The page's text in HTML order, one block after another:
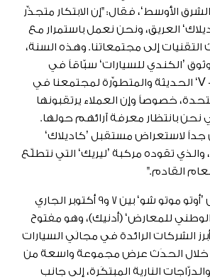
الأوسط‘، فقال: "إن الابتكار متجذِّر
العريق، ونحن نعمل باستمرار مع
التقنيات إلى مجتمعاتنا. وهذه السنة،
’الكندي للسيارات‘ سبّاقاً في
تقديم ’إسكاليد - V‘ الحديثة والمتطوِّرة لمجتمعنا في
خصوصاً وإن العملاء يرتقبونها
نحن بانتظار معرفة آرائهم حولها.
جداً لاستعراض مستقبل ’كاديلاك‘
والذي تقوده مركبة ’ليريك‘ التي نتطلّع
القادم."
يتم تنظيم معرض ’أوتو موتو شو‘ بين 7 و9 أكتوبر الجاري
للمعارض‘ (أدنيك)، وهو مفتوح
الشركات الرائدة في مجالَي السيارات
خلال الحدَث عرض مجموعة واسعة من
النارية المبتكَرة، إلى جانب